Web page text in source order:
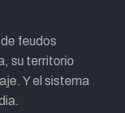
feudos
su territorio
Y el sistema